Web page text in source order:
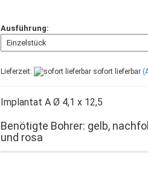
Ausführung:
Lieferzeit: sofort lieferbar
Implantat A Ø 4,1 x 12,5
Benötigte Bohrer: gelb,
und rosa